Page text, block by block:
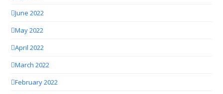
June 2022
May 2022
April 2022
March 2022
February 2022